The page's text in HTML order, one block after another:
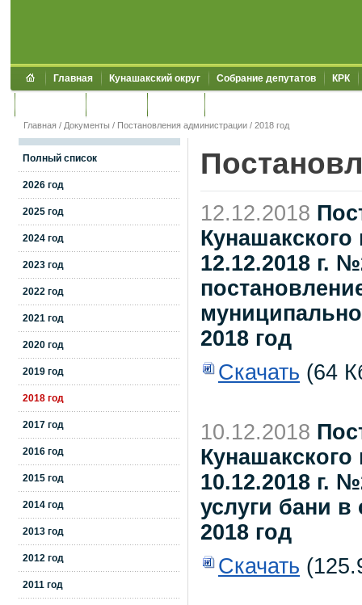
Главная Кунашакский округ Собрание депутатов КРК
Главная / Документы / Постановления администрации / 2018 год
Полный список
2026 год
2025 год
2024 год
2023 год
2022 год
2021 год
2020 год
2019 год
2018 год
2017 год
2016 год
2015 год
2014 год
2013 год
2012 год
2011 год
12.12.2018
12.12.2018 г.
2018 год
Скачать (64
10.12.2018
10.12.2018 г.
услуги бани
2018 год
Скачать